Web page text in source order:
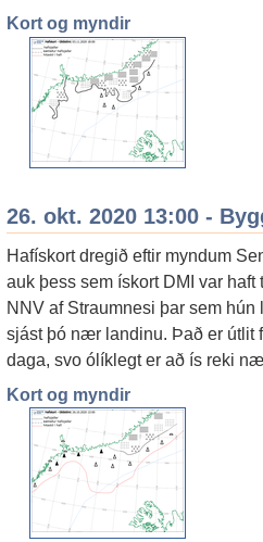
Kort og myndir
26. okt. 2020 13:00 -
Hafískort dregið eftir myndum
auk þess sem ískort DMI var
NNV af Straumnesi þar sem
sjást þó nær landinu. Það er
daga, svo ólíklegt er að ís reki
Kort og myndir